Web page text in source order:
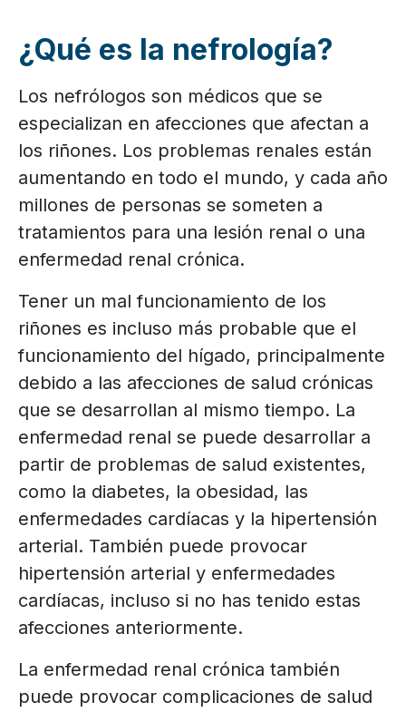
¿Qué es la nefrología?
Los nefrólogos son médicos que se
especializan en afecciones que afectan a
los riñones. Los problemas renales están
aumentando en todo el mundo, y cada año
millones de personas se someten a
tratamientos para una lesión renal o una
enfermedad renal crónica.
Tener un mal funcionamiento de los
riñones es incluso más probable que el
funcionamiento del hígado, principalmente
debido a las afecciones de salud crónicas
que se desarrollan al mismo tiempo. La
enfermedad renal se puede desarrollar a
partir de problemas de salud existentes,
como la diabetes, la obesidad, las
enfermedades cardíacas y la hipertensión
arterial. También puede provocar
hipertensión arterial y enfermedades
cardíacas, incluso si no has tenido estas
afecciones anteriormente.
La enfermedad renal crónica también
puede provocar complicaciones de salud